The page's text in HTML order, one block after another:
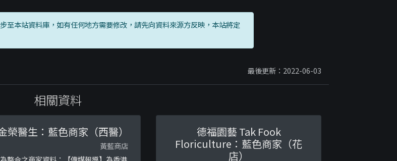
至本站資料庫，如有任何地方需要修改，請先向資料來源方反映，本站將定
最後更新：2022-06-03
相關資料
榮醫生：藍色商家（西醫）
黃藍商店
德福園藝 Tak Fook
Floriculture：藍色商家（花
店）